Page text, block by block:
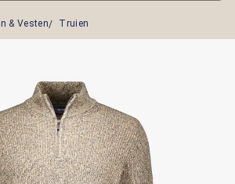
& Vesten Truien